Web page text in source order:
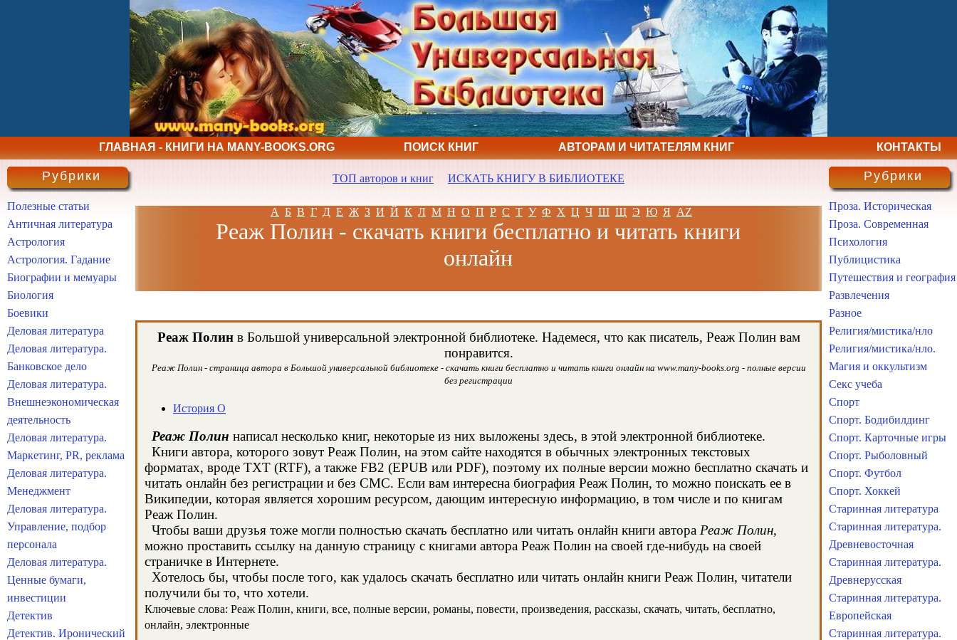
ГЛАВНАЯ - КНИГИ НА MANY-BOOKS.ORG ПОИСК КНИГ АВТОРАМ И ЧИТАТЕЛЯМ КНИГ КОНТАКТЫ
ТОП авторов и книг ИСКАТЬ КНИГУ В БИБЛИОТЕКЕ
А Б В Г Д Е Ж З И Й К Л М Н О П Р С Т У Ф Х Ц Ч Ш Щ Э Ю Я AZ
Реаж Полин - скачать книги бесплатно и читать книги
онлайн
Реаж Полинв Большой универсальной электронной библиотеке. Надемеся, что как писатель, Реаж Полин вам
понравится.
Реаж Полин - страница автора в Большой универсальной библиотеке - скачать книги бесплатно и читать книги онлайн на www.many-books.org - полные версии
без регистрации
История О
Реаж Полин написал несколько книг, некоторые из них выложены здесь, в этой электронной библиотеке.
Книги автора, которого зовут Реаж Полин, на этом сайте находятся в обычных электронных текстовых
форматах, вроде TXT (RTF), а также FB2 (EPUB или PDF), поэтому их полные версии можно бесплатно скачать и
читать онлайн без регистрации и без СМС. Если вам интересна биография Реаж Полин, то можно поискать ее в
Википедии, которая является хорошим ресурсом, дающим интересную информацию, в том числе и по книгам
Реаж Полин.
Чтобы ваши друзья тоже могли полностью скачать бесплатно или читать онлайн книги автора Реаж Полин,
можно проставить ссылку на данную страницу с книгами автора Реаж Полин на своей где-нибудь на своей
страничке в Интернете.
Хотелось бы, чтобы после того, как удалось скачать бесплатно или читать онлайн книги Реаж Полин, читатели
получили бы то, что хотели.
Ключевые слова: Реаж Полин, книги, все, полные версии, романы, повести, произведения, рассказы, скачать, читать, бесплатно,
онлайн, электронные
Рубрики
Полезные статьи
Античная литература
Астрология
Астрология. Гадание
Биографии и мемуары
Биология
Боевики
Деловая литература
Деловая литература.
Банковское дело
Деловая литература.
Внешнеэкономическая
деятельность
Деловая литература.
Маркетинг, PR, реклама
Деловая литература.
Менеджмент
Деловая литература.
Управление, подбор
персонала
Деловая литература.
Ценные бумаги,
инвестиции
Детектив
Детектив. Иронический
Рубрики
Проза. Историческая
Проза. Современная
Психология
Публицистика
Путешествия и география
Развлечения
Разное
Религия/мистика/нло
Религия/мистика/нло.
Магия и оккультизм
Секс учеба
Спорт
Спорт. Бодибилдинг
Спорт. Карточные игры
Спорт. Рыболовный
Спорт. Футбол
Спорт. Хоккей
Старинная литература
Старинная литература.
Древневосточная
Старинная литература.
Древнерусская
Старинная литература.
Европейская
Старинная литература.